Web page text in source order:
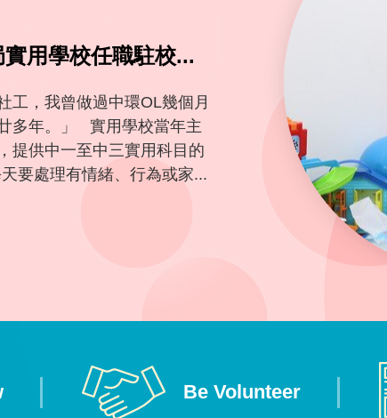
用學校任職駐校...
工，我曾做過中環OL幾個月
多年。」 實用學校當年主
提供中一至中三實用科目的
要處理有情緒、行為或家...
Be Volunteer